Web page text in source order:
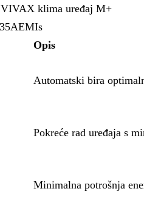
klima uređaj M+
Opis
Automatski bira
Pokreće rad uređaja s
Minimalna potrošnja